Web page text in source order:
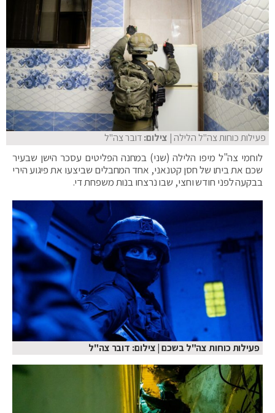
פעילות כוחות צה"ל הלילה| צילום:דובר צה"ל
לוחמי צה"ל מיפו הלילה (שני) במחנה הפליטים עסכר הישן שבעיר
שכם את ביתו של חסן קטנאני, אחד המחבלים שביצעו את פיגוע הירי
בבקעה לפני חודש וחצי, שבו נרצחו בנות משפחת די.
פעילות כוחות צה"ל בשכם | צילום: דובר צה"ל